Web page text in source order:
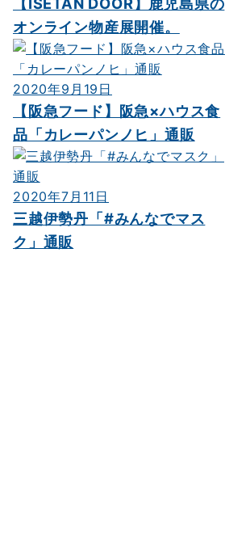
オンライン物産展開催。
2020年9月19日
【阪急フード】阪急×ハウス食
品「カレーパンノヒ」通販
2020年7月11日
三越伊勢丹「#みんなでマス
ク」通販